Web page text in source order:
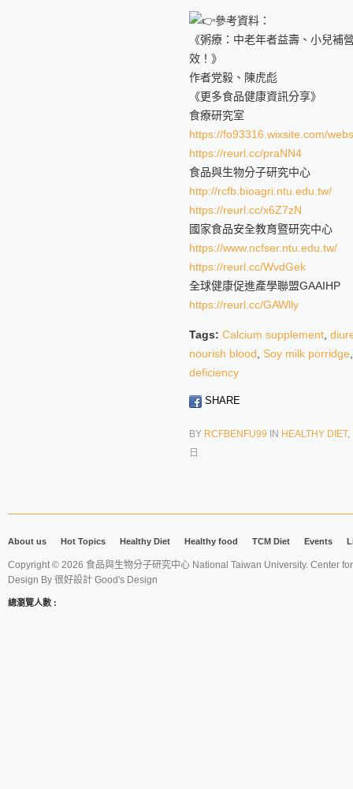
參考資料：
《粥療：中老年者益壽、小兒補
效！》
作者党毅、陳虎彪
《更多食品健康資訊分享》
食療研究室
https://fo93316.wixsite.com/
https://reurl.cc/praNN4
食品與生物分子研究中心
http://rcfb.bioagri.ntu.edu.tw/
https://reurl.cc/x6Z7zN
國家食品安全教育暨研究中心
https://www.ncfser.ntu.edu.tw/
https://reurl.cc/WvdGek
全球健康促進產學聯盟GAAIHP
https://reurl.cc/GAWlly
Tags: Calcium supplement,
nourish blood, Soy milk porridge
deficiency
SHARE
BY RCFBENFU99 IN HEALTHY DIET,
日
About us Hot Topics Healthy Diet Healthy food TCM Diet Events
Copyright © 2026 食品與生物分子研究中心 National Taiwan University. Center
Design By 很好設計 Good's Design
總瀏覽人數 :